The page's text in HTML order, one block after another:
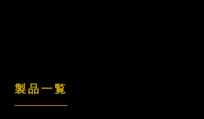
製品一覧